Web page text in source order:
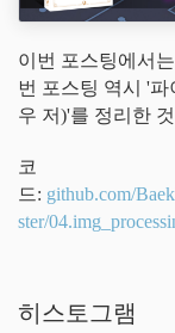
이번 포스팅에서
번 포스팅 역시 '파
우 저)'를 정리한
코
드: github.com/
ster/
히스토그램